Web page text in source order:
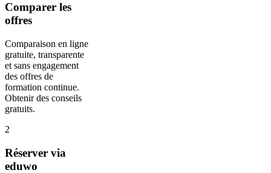
Comparer les
offres
Comparaison en ligne
gratuite, transparente
et sans engagement
des offres de
formation continue.
Obtenir des conseils
gratuits.
2
Réserver via
eduwo